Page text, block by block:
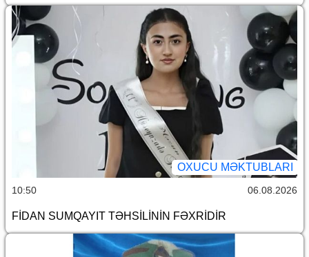
OXUCU MƏKTUBLARI
10:50 06.08.2026
FİDAN SUMQAYIT TƏHSİLİNİN FƏXRİDİR